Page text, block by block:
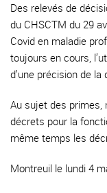
Des relevés de
du CHSCTM du 29
Covid en maladie
toujours en cours,
d’une précision de
Au sujet des primes,
décrets pour la
même temps les
Montreuil le lundi 4